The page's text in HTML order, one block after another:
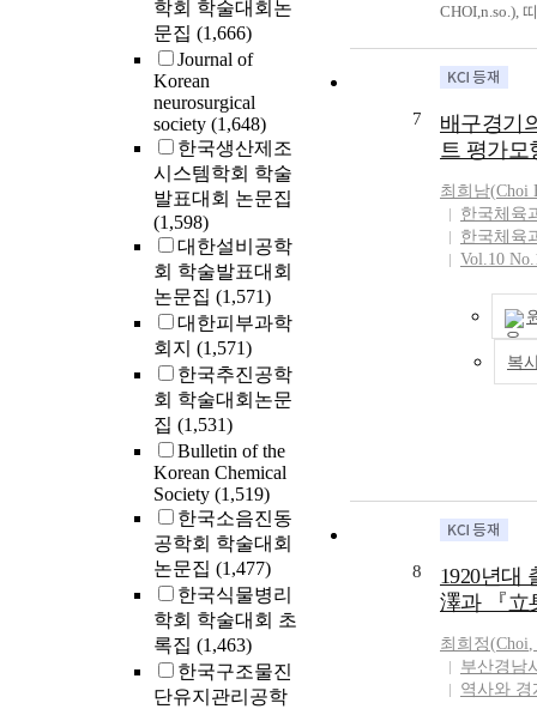
학회 학술대회논
문집 (1,666)
Journal of
Korean
neurosurgical
society (1,648)
한국생산제조
시스템학회 학술
발표대회 논문집
(1,598)
대한설비공학
회 학술발표대회
논문집 (1,571)
대한피부과학
회지 (1,571)
한국추진공학
회 학술대회논문
집 (1,531)
Bulletin of the
Korean Chemical
Society (1,519)
한국소음진동
공학회 학술대회
논문집 (1,477)
한국식물병리
학회 학술대회 초
록집 (1,463)
한국구조물진
단유지관리공학
influences on
dance styles.
European
Bosalchum
showed
attracted the
groups that
nationalistic
dance.
dance tour,
beauty of
Western
recognized
dance
interests, she
dances. With
constantly
recognized as
significant
ideology and
be taught to
端揚州에서
의 복잡한 심
회상을 살펴
에 필요한 순
울을 바닷가
를 통해 항해
교와 삶을 유
는 황해항로
모습을 통해
의 양상을 살
해해로의 특
을 확인할 수
Won(857∼?),
one of the
progenitor of
(漢文學) in
studies on
carried out
number of
such as
history.
CHOI,n.so.),
아오끼지게
sp.) 等이고,
수염뜬지게
(HERMANN))이다. *崇
(Liacarus
光大學校 總
그의 法號(圓
다. In the
were newly
and
7
배구경기
트 평가모
최희남(Choi
한국체육
한국체육
Vol.10
복
8
1920년대
澤과 『立
최희정(Choi,
부산경남
역사와 경